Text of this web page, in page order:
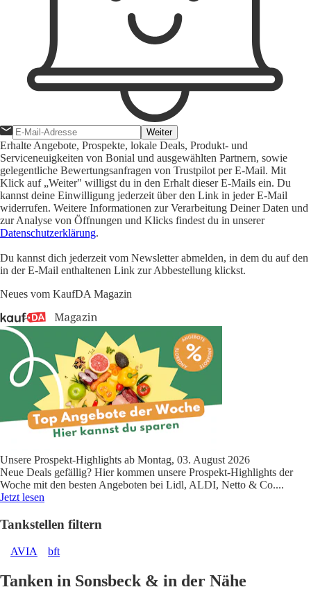
Weiter
Erhalte Angebote, Prospekte, lokale Deals, Produkt- und
Serviceneuigkeiten von Bonial und ausgewählten Partnern, sowie
gelegentliche Bewertungsanfragen von Trustpilot per E-Mail. Mit
Klick auf „Weiter" willigst du in den Erhalt dieser E-Mails ein. Du
kannst deine Einwilligung jederzeit über den Link in jeder E-Mail
widerrufen. Weitere Informationen zur Verarbeitung Deiner Daten und
zur Analyse von Öffnungen und Klicks findest du in unserer
Datenschutzerklärung.
Du kannst dich jederzeit vom Newsletter abmelden, in dem du auf den
in der E-Mail enthaltenen Link zur Abbestellung klickst.
Neues vom KaufDA Magazin
Unsere Prospekt-Highlights ab Montag, 03. August 2026
Neue Deals gefällig? Hier kommen unsere Prospekt-Highlights der
Woche mit den besten Angeboten bei Lidl, ALDI, Netto & Co....
Jetzt lesen
Tankstellen filtern
AVIA bft
Tanken in Sonsbeck & in der Nähe